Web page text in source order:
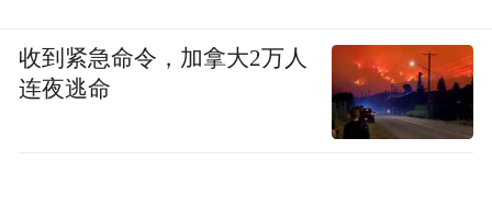
收到紧急命令，加拿大2万人
连夜逃命